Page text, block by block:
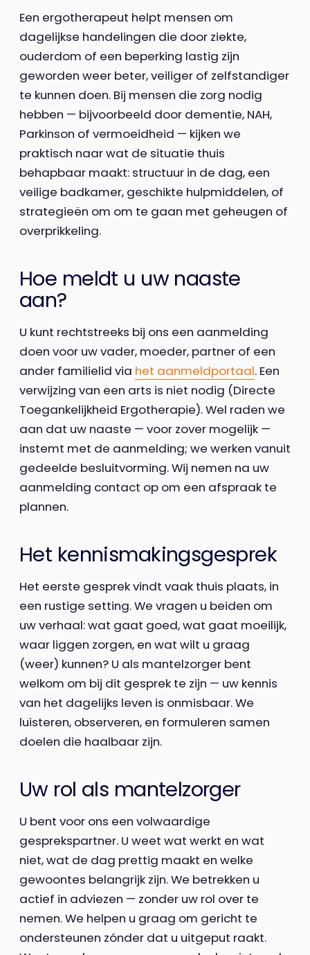
Een ergotherapeut helpt mensen om
dagelijkse handelingen die door ziekte,
ouderdom of een beperking lastig zijn
geworden weer beter, veiliger of zelfstandiger
te kunnen doen. Bij mensen die zorg nodig
hebben — bijvoorbeeld door dementie, NAH,
Parkinson of vermoeidheid — kijken we
praktisch naar wat de situatie thuis
behapbaar maakt: structuur in de dag, een
veilige badkamer, geschikte hulpmiddelen, of
strategieën om om te gaan met geheugen of
overprikkeling.
Hoe meldt u uw naaste
aan?
U kunt rechtstreeks bij ons een aanmelding
doen voor uw vader, moeder, partner of een
ander familielid via het aanmeldportaal. Een
verwijzing van een arts is niet nodig (Directe
Toegankelijkheid Ergotherapie). Wel raden we
aan dat uw naaste — voor zover mogelijk —
instemt met de aanmelding; we werken vanuit
gedeelde besluitvorming. Wij nemen na uw
aanmelding contact op om een afspraak te
plannen.
Het kennismakingsgesprek
Het eerste gesprek vindt vaak thuis plaats, in
een rustige setting. We vragen u beiden om
uw verhaal: wat gaat goed, wat gaat moeilijk,
waar liggen zorgen, en wat wilt u graag
(weer) kunnen? U als mantelzorger bent
welkom om bij dit gesprek te zijn — uw kennis
van het dagelijks leven is onmisbaar. We
luisteren, observeren, en formuleren samen
doelen die haalbaar zijn.
Uw rol als mantelzorger
U bent voor ons een volwaardige
gesprekspartner. U weet wat werkt en wat
niet, wat de dag prettig maakt en welke
gewoontes belangrijk zijn. We betrekken u
actief in adviezen — zonder uw rol over te
nemen. We helpen u graag om gericht te
ondersteunen zónder dat u uitgeput raakt.